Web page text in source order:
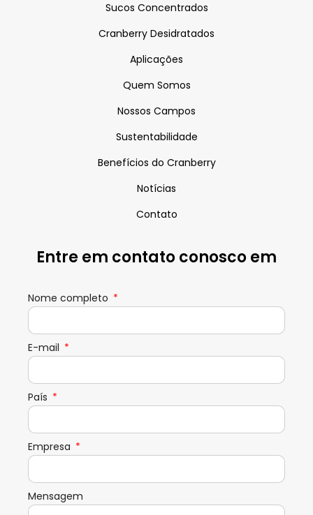
Sucos Concentrados
Cranberry Desidratados
Aplicações
Quem Somos
Nossos Campos
Sustentabilidade
Benefícios do Cranberry
Notícias
Contato
Entre em contato conosco em
Nome completo
E-mail
País
Empresa
Mensagem